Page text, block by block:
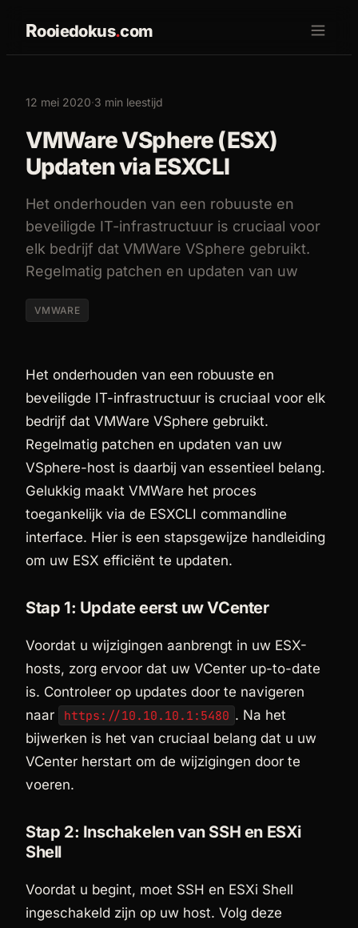
Rooiedokus.com
12 mei 2020·3 min leestijd
VMWare VSphere (ESX)
Updaten via ESXCLI
Het onderhouden van een robuuste en
beveiligde IT-infrastructuur is cruciaal voor
elk bedrijf dat VMWare VSphere gebruikt.
Regelmatig patchen en updaten van uw
VMWARE
Het onderhouden van een robuuste en
beveiligde IT-infrastructuur is cruciaal voor elk
bedrijf dat VMWare VSphere gebruikt.
Regelmatig patchen en updaten van uw
VSphere-host is daarbij van essentieel belang.
Gelukkig maakt VMWare het proces
toegankelijk via de ESXCLI commandline
interface. Hier is een stapsgewijze handleiding
om uw ESX efficiënt te updaten.
Stap 1: Update eerst uw VCenter
Voordat u wijzigingen aanbrengt in uw ESX-
hosts, zorg ervoor dat uw VCenter up-to-date
is. Controleer op updates door te navigeren
naar
https://10.10.10.1:5480 . Na het
bijwerken is het van cruciaal belang dat u uw
VCenter herstart om de wijzigingen door te
voeren.
Stap 2: Inschakelen van SSH en ESXi
Shell
Voordat u begint, moet SSH en ESXi Shell
ingeschakeld zijn op uw host. Volg deze